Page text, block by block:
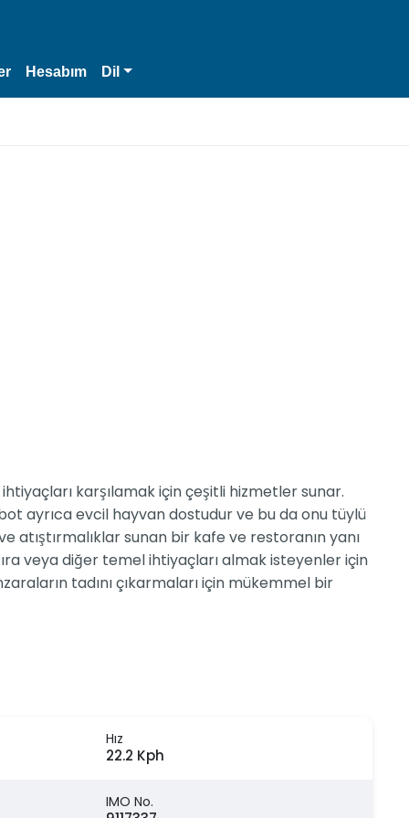
Hesabım Dil
karşılamak için çeşitli hizmetler sunar.
ayrıca evcil hayvan dostudur ve bu da onu tüylü
sunan bir kafe ve restoranın yanı
veya diğer temel ihtiyaçları almak isteyenler için
tadını çıkarmaları için mükemmel bir
Hız
22.2 Kph
IMO No.